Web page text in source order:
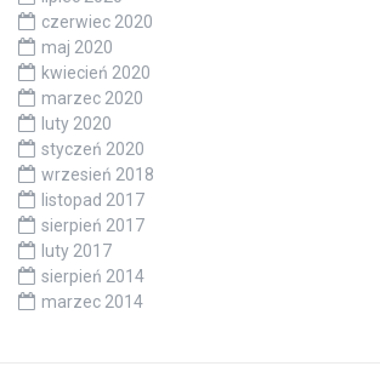
czerwiec 2020
maj 2020
kwiecień 2020
marzec 2020
luty 2020
styczeń 2020
wrzesień 2018
listopad 2017
sierpień 2017
luty 2017
sierpień 2014
marzec 2014